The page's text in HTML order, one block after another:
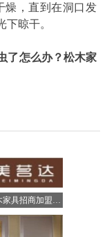
燥，直到在洞口发
晾干。
了怎么办？松木家
美茗达松木家具招商加盟-徐州美茗达木业有限公司